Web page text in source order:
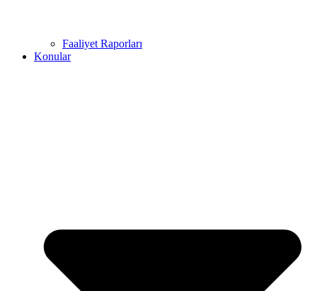
Faaliyet Raporları
Konular